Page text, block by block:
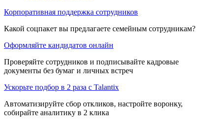
Корпоративная поддержка сотрудников
Какой соцпакет вы предлагаете семейным сотрудникам?
Оформляйте кандидатов онлайн
Проверяйте сотрудников и подписывайте кадровые
документы без бумаг и личных встреч
Ускорьте подбор в 2 раза с Talantix
Автоматизируйте сбор откликов, настройте воронку,
собирайте аналитику в 2 клика